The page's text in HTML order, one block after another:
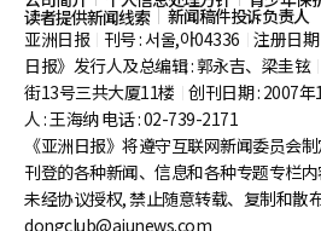
读者提供新闻线索
新闻稿件投诉负责人
亚洲日报
刊号 : 서울,아04336 注册日
日报》发行人及总编辑 : 郭永吉、梁圭铉
街13号三共大厦11楼 创刊日期 : 2007
人 : 王海纳 电话 : 02-739-2171
《亚洲日报》将遵守互联网新闻委员会制
刊登的各种新闻、信息和各种专题专栏内
未经协议授权, 禁止随意转载、复制和散布
dongclub@ajunews.com